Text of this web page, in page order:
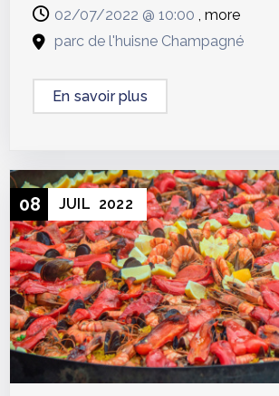
02/07/2022 @ 10:00 , more
parc de l'huisne Champagné
En savoir plus
08 JUIL 2022